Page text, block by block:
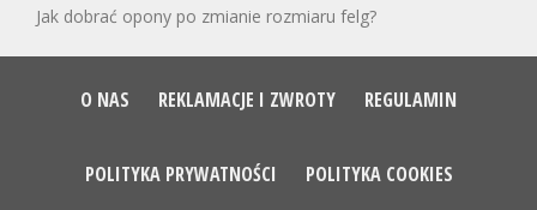
Jak dobrać opony po zmianie rozmiaru felg?
O NAS REKLAMACJE I ZWROTY REGULAMIN
POLITYKA PRYWATNOŚCI POLITYKA COOKIES